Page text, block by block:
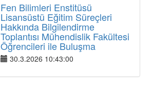
Fen Bilimleri Enstitüsü
Lisansüstü Eğitim Süreçleri
Hakkında Bilgilendirme
Toplantısı Mühendislik Fakültesi
Öğrencileri ile Buluşma
30.3.2026 10:43:00